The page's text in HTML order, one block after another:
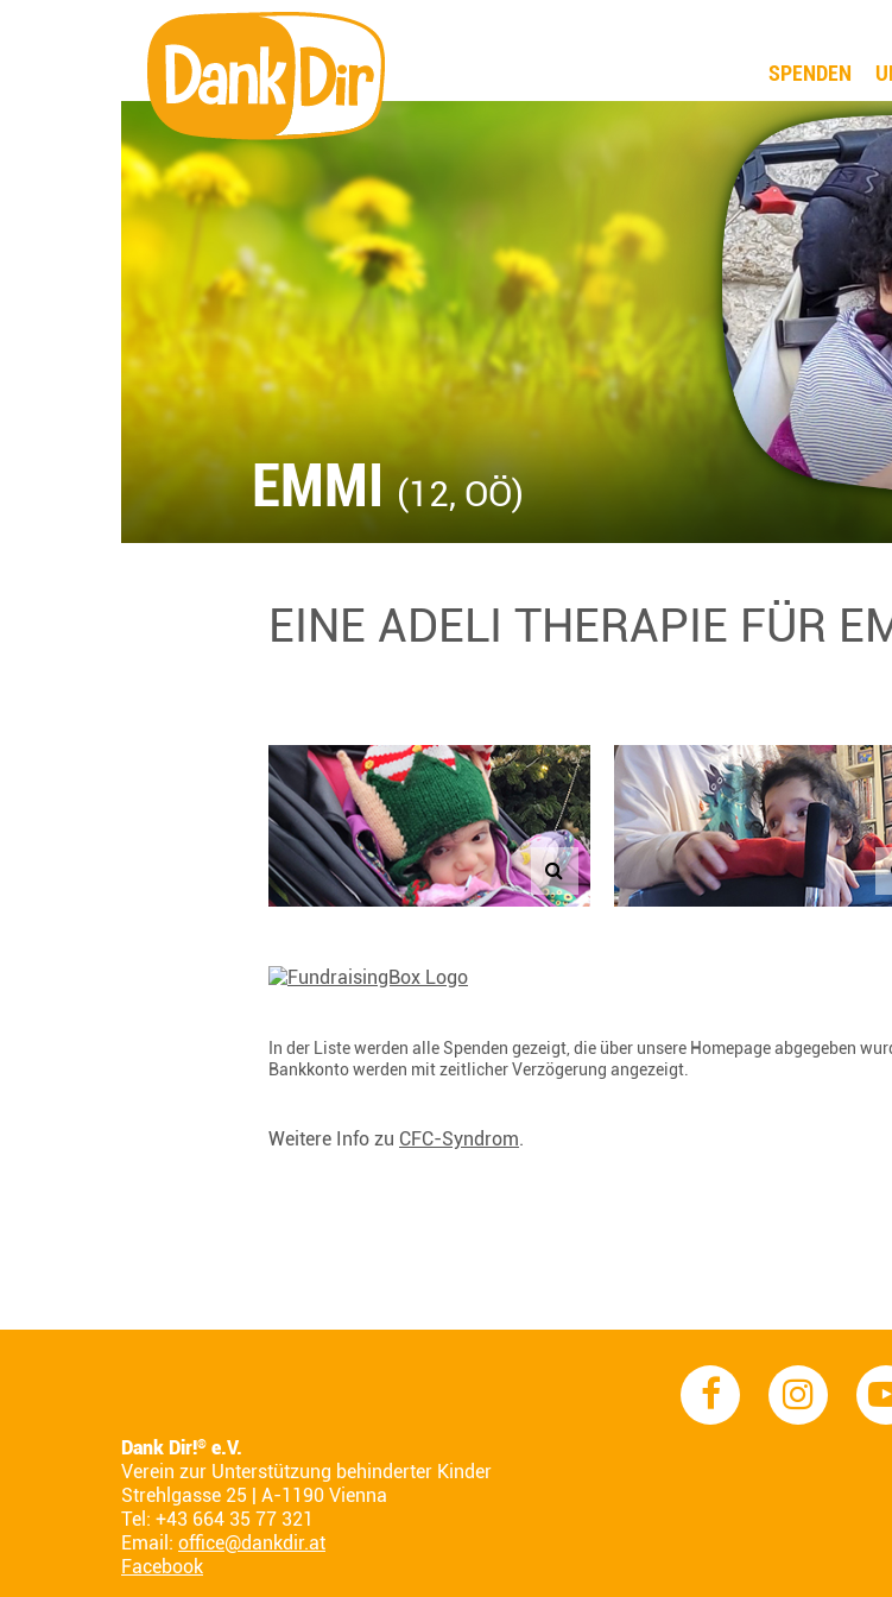
SPENDEN
EMMI(12, OÖ)
EINE ADELI THERAPIE FÜR
In der Liste werden alle Spenden gezeigt, die über unsere Homepage abgegeben
Bankkonto werden mit zeitlicher Verzögerung angezeigt.
Weitere Info zu CFC-Syndrom.
Dank Dir!® e.V.
Verein zur Unterstützung behinderter Kinder
Strehlgasse 25 | A-1190 Vienna
Tel: +43 664 35 77 321
Email: office@dankdir.at
Facebook